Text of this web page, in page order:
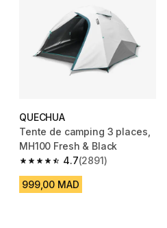
QUECHUA
Tente de camping 3 places,
MH100 Fresh & Black
4.7
4.7 out of 5 stars from 2891
(2891)
999,00 MAD